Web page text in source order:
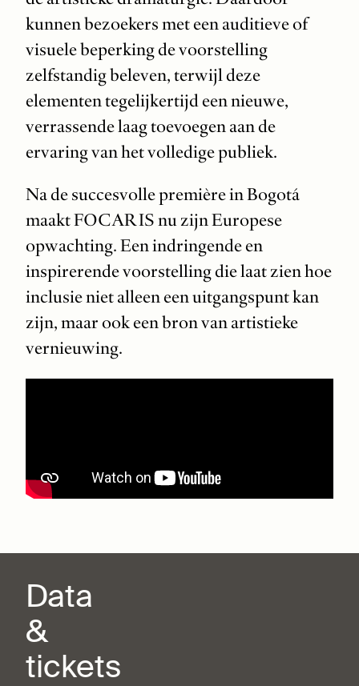
kunnen bezoekers met een auditieve of
visuele beperking de voorstelling
zelfstandig beleven, terwijl deze
elementen tegelijkertijd een nieuwe,
verrassende laag toevoegen aan de
ervaring van het volledige publiek.
Na de succesvolle première in Bogotá
maakt FOCARIS nu zijn Europese
opwachting. Een indringende en
inspirerende voorstelling die laat zien hoe
inclusie niet alleen een uitgangspunt kan
zijn, maar ook een bron van artistieke
vernieuwing.
Data
&
tickets